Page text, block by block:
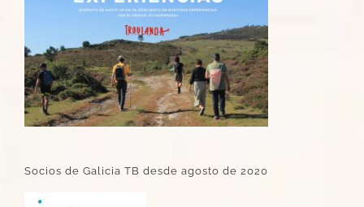
Socios de Galicia TB desde agosto de 2020